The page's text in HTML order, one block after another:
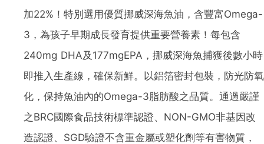
加22%！特別選用優質挪威深海魚油，含豐富Omega-
3，為孩子早期成長發育提供重要營養素！每包含
240mg DHA及177mgEPA，挪威深海魚捕獲後數小時
即推入生產線，確保新鮮。以鋁箔密封包裝，防光防氧
化，保持魚油內的Omega-3脂肪酸之品質。通過嚴謹
之BRC國際食品技術標準認證、NON-GMO非基因改
造認證、SGD驗證不含重金屬或塑化劑等有害物質，